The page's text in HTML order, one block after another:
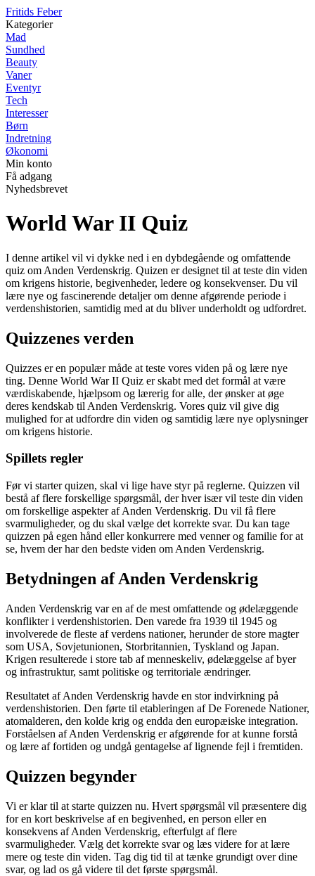
Fritids Feber
Kategorier
Mad
Sundhed
Beauty
Vaner
Eventyr
Tech
Interesser
Børn
Indretning
Økonomi
Min konto
Få adgang
Nyhedsbrevet
World War II Quiz
I denne artikel vil vi dykke ned i en dybdegående og omfattende
quiz om Anden Verdenskrig. Quizen er designet til at teste din viden
om krigens historie, begivenheder, ledere og konsekvenser. Du vil
lære nye og fascinerende detaljer om denne afgørende periode i
verdenshistorien, samtidig med at du bliver underholdt og udfordret.
Quizzenes verden
Quizzes er en populær måde at teste vores viden på og lære nye
ting. Denne World War II Quiz er skabt med det formål at være
værdiskabende, hjælpsom og lærerig for alle, der ønsker at øge
deres kendskab til Anden Verdenskrig. Vores quiz vil give dig
mulighed for at udfordre din viden og samtidig lære nye oplysninger
om krigens historie.
Spillets regler
Før vi starter quizen, skal vi lige have styr på reglerne. Quizzen vil
bestå af flere forskellige spørgsmål, der hver især vil teste din viden
om forskellige aspekter af Anden Verdenskrig. Du vil få flere
svarmuligheder, og du skal vælge det korrekte svar. Du kan tage
quizzen på egen hånd eller konkurrere med venner og familie for at
se, hvem der har den bedste viden om Anden Verdenskrig.
Betydningen af Anden Verdenskrig
Anden Verdenskrig var en af de mest omfattende og ødelæggende
konflikter i verdenshistorien. Den varede fra 1939 til 1945 og
involverede de fleste af verdens nationer, herunder de store magter
som USA, Sovjetunionen, Storbritannien, Tyskland og Japan.
Krigen resulterede i store tab af menneskeliv, ødelæggelse af byer
og infrastruktur, samt politiske og territoriale ændringer.
Resultatet af Anden Verdenskrig havde en stor indvirkning på
verdenshistorien. Den førte til etableringen af De Forenede Nationer,
atomalderen, den kolde krig og endda den europæiske integration.
Forståelsen af ​​Anden Verdenskrig er afgørende for at kunne forstå
og lære af fortiden og undgå gentagelse af lignende fejl i fremtiden.
Quizzen begynder
Vi er klar til at starte quizzen nu. Hvert spørgsmål vil præsentere dig
for en kort beskrivelse af en begivenhed, en person eller en
konsekvens af Anden Verdenskrig, efterfulgt af flere
svarmuligheder. Vælg det korrekte svar og læs videre for at lære
mere og teste din viden. Tag dig tid til at tænke grundigt over dine
svar, og lad os gå videre til det første spørgsmål.